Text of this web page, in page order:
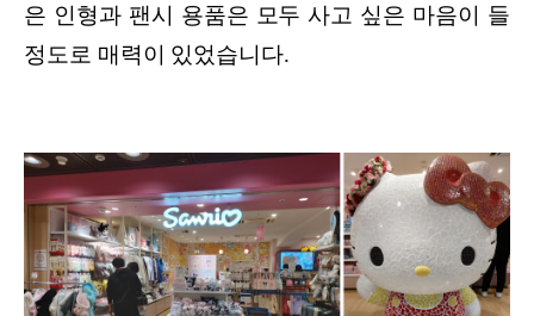
은 인형과 팬시 용품은 모두 사고 싶은 마음이 들
정도로 매력이 있었습니다.